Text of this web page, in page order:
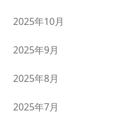
2025年10月
2025年9月
2025年8月
2025年7月